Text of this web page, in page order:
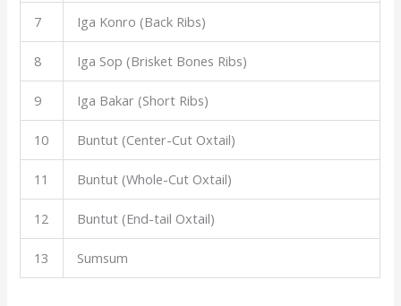
7 Iga Konro (Back Ribs)
8 Iga Sop (Brisket Bones Ribs)
9 Iga Bakar (Short Ribs)
10 Buntut (Center-Cut Oxtail)
11 Buntut (Whole-Cut Oxtail)
12 Buntut (End-tail Oxtail)
13 Sumsum